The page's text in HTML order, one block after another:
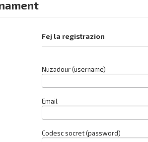
Fej la registrazion
Nuzadour (username)
Email
Codesc socret (password)